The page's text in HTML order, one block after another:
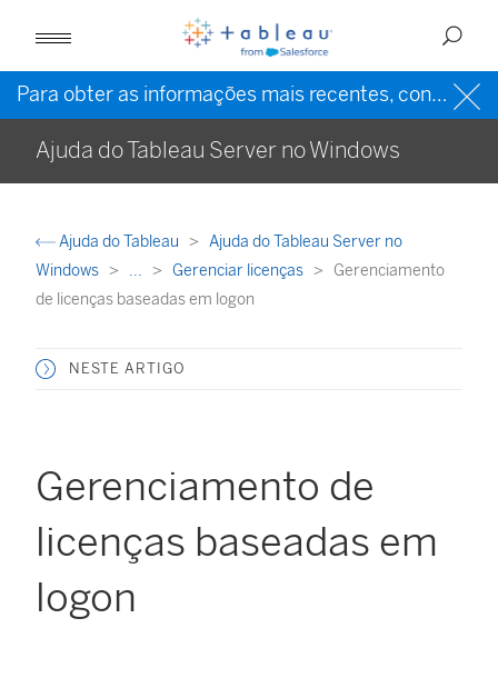
Para obter as informações mais recentes, consulte a
Ajuda do Tableau Server no Windows
Ajuda do Tableau
Ajuda do Tableau Server no
Windows
... Gerenciar licenças
Gerenciamento
de licenças baseadas em logon
NESTE ARTIGO
Gerenciamento de
licenças baseadas em
logon